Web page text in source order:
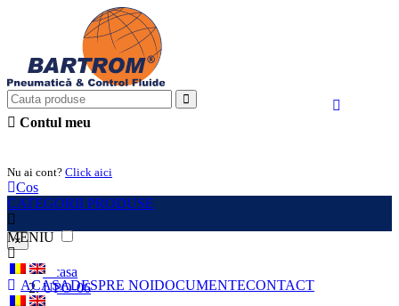
Contul meu
Nu ai cont? Click aici
Cos
CATEGORII PRODUSE
MENIU
ACASADESPRE NOIDOCUMENTECONTACT
×
Acasa
UPO-06